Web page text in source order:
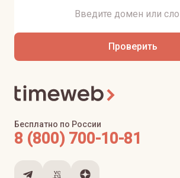
Проверить
Бесплатно по России
8 (800) 700-10-81